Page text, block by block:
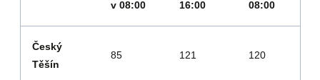
v 08:00
16:00
08:00
Český
Těšín
85 121 120